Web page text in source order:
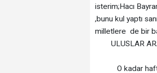
isterim;Hacı
,bunu kul yaptı
milletlere de
O kadar hafta